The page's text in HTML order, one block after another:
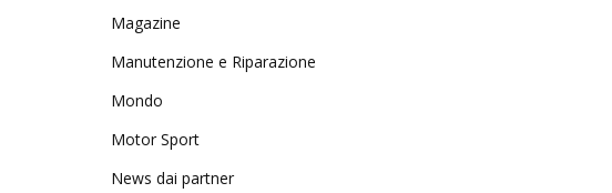
Magazine
Manutenzione e Riparazione
Mondo
Motor Sport
News dai partner